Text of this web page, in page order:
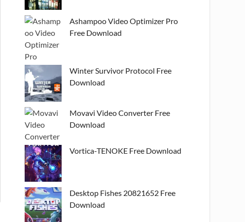
Ashampoo Video Optimizer Pro
Free Download
Winter Survivor Protocol Free
Download
Movavi Video Converter Free
Download
Vortica-TENOKE Free Download
Desktop Fishes 20821652 Free
Download